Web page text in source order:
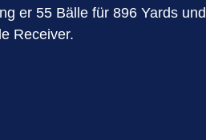
er 55 Bälle für 896 Yards
Receiver.